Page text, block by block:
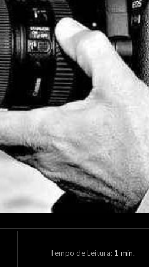
Tempo de Leitura: 1 min.